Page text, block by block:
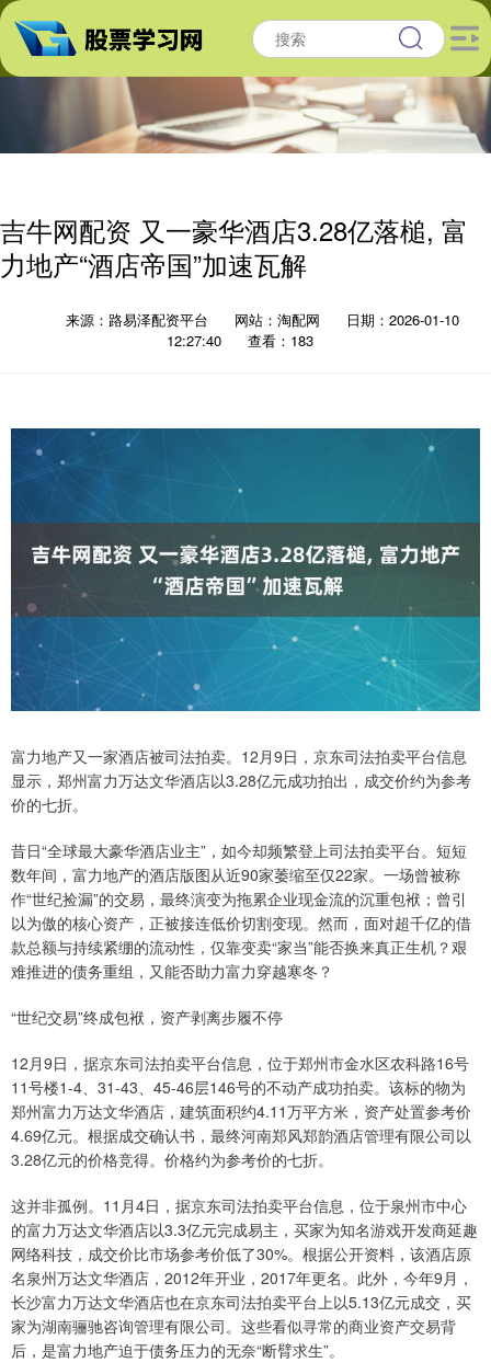
吉牛网配资 又一豪华酒店3.28亿落槌, 富
力地产“酒店帝国”加速瓦解
来源：路易泽配资平台 网站：淘配网
日期：2026-01-10
12:27:40
查看：183
富力地产又一家酒店被司法拍卖。12月9日，京东司法拍卖平台信息
显示，郑州富力万达文华酒店以3.28亿元成功拍出，成交价约为参考
价的七折。
昔日“全球最大豪华酒店业主”，如今却频繁登上司法拍卖平台。短短
数年间，富力地产的酒店版图从近90家萎缩至仅22家。一场曾被称
作“世纪捡漏”的交易，最终演变为拖累企业现金流的沉重包袱；曾引
以为傲的核心资产，正被接连低价切割变现。然而，面对超千亿的借
款总额与持续紧绷的流动性，仅靠变卖“家当”能否换来真正生机？艰
难推进的债务重组，又能否助力富力穿越寒冬？
“世纪交易”终成包袱，资产剥离步履不停
12月9日，据京东司法拍卖平台信息，位于郑州市金水区农科路16号
11号楼1-4、31-43、45-46层146号的不动产成功拍卖。该标的物为
郑州富力万达文华酒店，建筑面积约4.11万平方米，资产处置参考价
4.69亿元。根据成交确认书，最终河南郑风郑韵酒店管理有限公司以
3.28亿元的价格竞得。价格约为参考价的七折。
这并非孤例。11月4日，据京东司法拍卖平台信息，位于泉州市中心
的富力万达文华酒店以3.3亿元完成易主，买家为知名游戏开发商延趣
网络科技，成交价比市场参考价低了30%。根据公开资料，该酒店原
名泉州万达文华酒店，2012年开业，2017年更名。此外，今年9月，
长沙富力万达文华酒店也在京东司法拍卖平台上以5.13亿元成交，买
家为湖南骊驰咨询管理有限公司。这些看似寻常的商业资产交易背
后，是富力地产迫于债务压力的无奈“断臂求生”。